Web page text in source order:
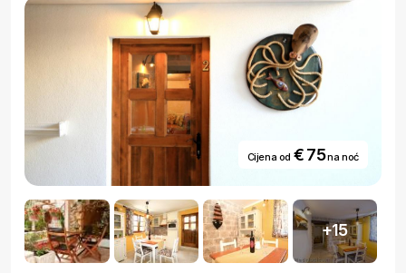
Cijena od € 75na noć
+15